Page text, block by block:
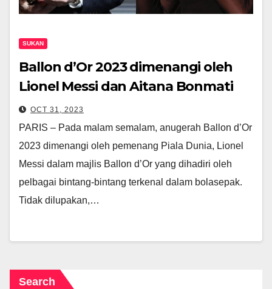
SUKAN
Ballon d’Or 2023 dimenangi oleh
Lionel Messi dan Aitana Bonmati
OCT 31, 2023
PARIS – Pada malam semalam, anugerah Ballon d’Or
2023 dimenangi oleh pemenang Piala Dunia, Lionel
Messi dalam majlis Ballon d’Or yang dihadiri oleh
pelbagai bintang-bintang terkenal dalam bolasepak.
Tidak dilupakan,…
Search